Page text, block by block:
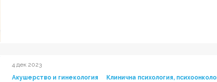
диагностицирането и лечението на диабета,
4 дек 2023
Акушерство и гинекология
Клинична психология,